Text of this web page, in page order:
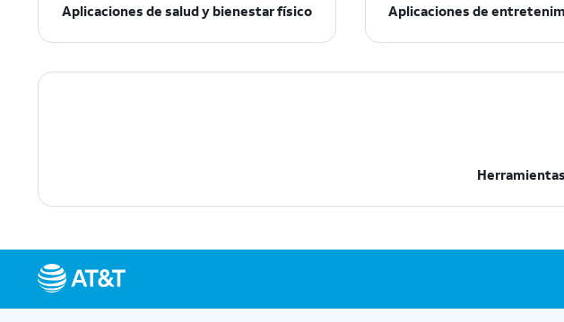
Aplicaciones de salud y bienestar físico Aplicaciones de